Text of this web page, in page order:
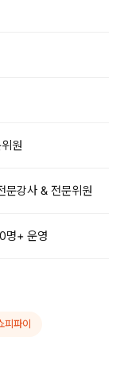
원
문강사 & 전문위원
명+ 운영
피파이